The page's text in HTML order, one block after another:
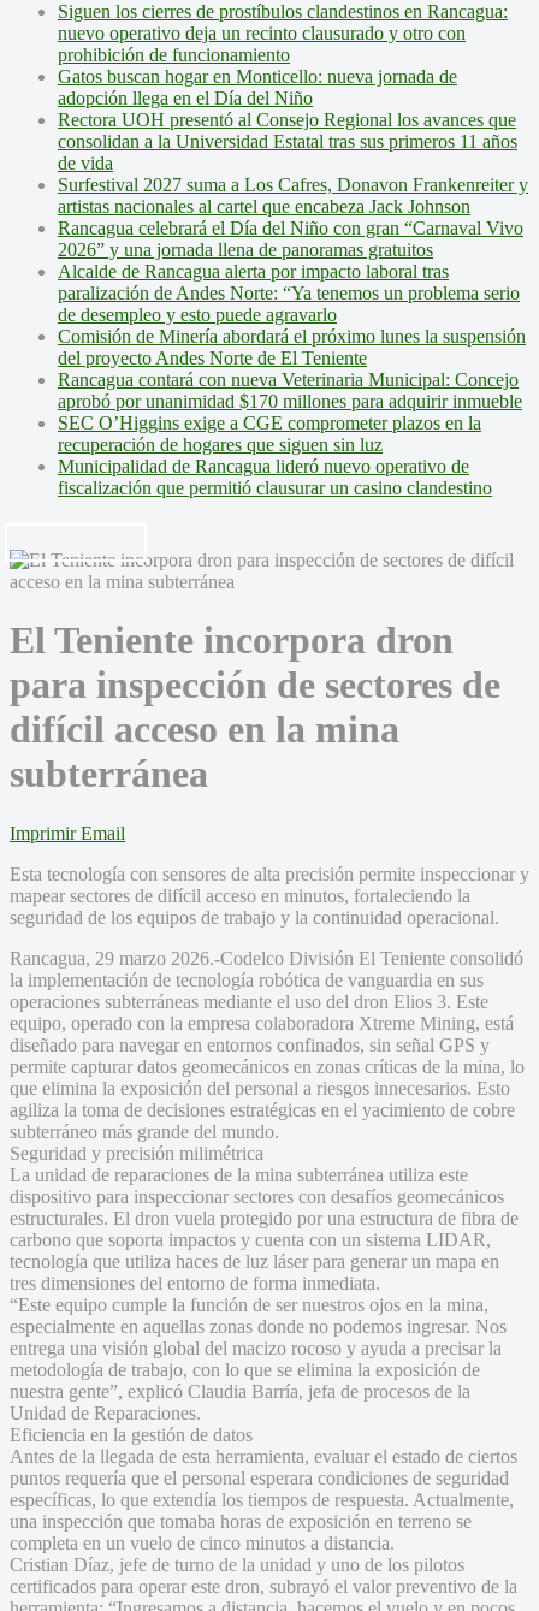
Siguen los cierres de prostíbulos clandestinos en Rancagua:
nuevo operativo deja un recinto clausurado y otro con
prohibición de funcionamiento
Gatos buscan hogar en Monticello: nueva jornada de
adopción llega en el Día del Niño
Rectora UOH presentó al Consejo Regional los avances que
consolidan a la Universidad Estatal tras sus primeros 11 años
de vida
Surfestival 2027 suma a Los Cafres, Donavon Frankenreiter y
artistas nacionales al cartel que encabeza Jack Johnson
Rancagua celebrará el Día del Niño con gran “Carnaval Vivo
2026” y una jornada llena de panoramas gratuitos
Alcalde de Rancagua alerta por impacto laboral tras
paralización de Andes Norte: “Ya tenemos un problema serio
de desempleo y esto puede agravarlo
Comisión de Minería abordará el próximo lunes la suspensión
del proyecto Andes Norte de El Teniente
Rancagua contará con nueva Veterinaria Municipal: Concejo
aprobó por unanimidad $170 millones para adquirir inmueble
SEC O’Higgins exige a CGE comprometer plazos en la
recuperación de hogares que siguen sin luz
Municipalidad de Rancagua lideró nuevo operativo de
fiscalización que permitió clausurar un casino clandestino
El Teniente incorpora dron
para inspección de sectores de
difícil acceso en la mina
subterránea
Imprimir Email
Esta tecnología con sensores de alta precisión permite inspeccionar y
mapear sectores de difícil acceso en minutos, fortaleciendo la
seguridad de los equipos de trabajo y la continuidad operacional.
Rancagua, 29 marzo 2026.-Codelco División El Teniente consolidó
la implementación de tecnología robótica de vanguardia en sus
operaciones subterráneas mediante el uso del dron Elios 3. Este
equipo, operado con la empresa colaboradora Xtreme Mining, está
diseñado para navegar en entornos confinados, sin señal GPS y
permite capturar datos geomecánicos en zonas críticas de la mina, lo
que elimina la exposición del personal a riesgos innecesarios. Esto
agiliza la toma de decisiones estratégicas en el yacimiento de cobre
subterráneo más grande del mundo.
Seguridad y precisión milimétrica
La unidad de reparaciones de la mina subterránea utiliza este
dispositivo para inspeccionar sectores con desafíos geomecánicos
estructurales. El dron vuela protegido por una estructura de fibra de
carbono que soporta impactos y cuenta con un sistema LIDAR,
tecnología que utiliza haces de luz láser para generar un mapa en
tres dimensiones del entorno de forma inmediata.
“Este equipo cumple la función de ser nuestros ojos en la mina,
especialmente en aquellas zonas donde no podemos ingresar. Nos
entrega una visión global del macizo rocoso y ayuda a precisar la
metodología de trabajo, con lo que se elimina la exposición de
nuestra gente”, explicó Claudia Barría, jefa de procesos de la
Unidad de Reparaciones.
Eficiencia en la gestión de datos
Antes de la llegada de esta herramienta, evaluar el estado de ciertos
puntos requería que el personal esperara condiciones de seguridad
específicas, lo que extendía los tiempos de respuesta. Actualmente,
una inspección que tomaba horas de exposición en terreno se
completa en un vuelo de cinco minutos a distancia.
Cristian Díaz, jefe de turno de la unidad y uno de los pilotos
certificados para operar este dron, subrayó el valor preventivo de la